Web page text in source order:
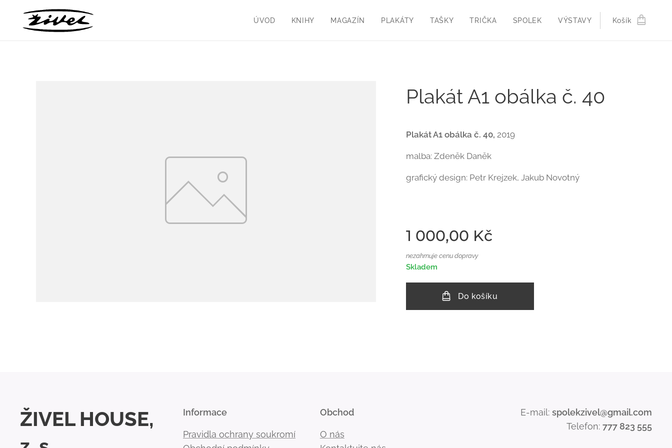
ÚVOD KNIHY MAGAZÍN PLAKÁTY TAŠKY TRIČKA SPOLEK VÝSTAVY Košík
Plakát A1 obálka č. 40
Plakát A1 obálka č. 40, 2019
malba: Zdeněk Daněk
grafický design: Petr Krejzek, Jakub Novotný
1 000,00 Kč
nezahrnuje cenu dopravy
Skladem
Do košíku
ŽIVEL HOUSE,
Informace
Pravidla ochrany soukromí
Obchod
O nás
E-mail: spolekzivel@gmail.com
Telefon: 777 823 555